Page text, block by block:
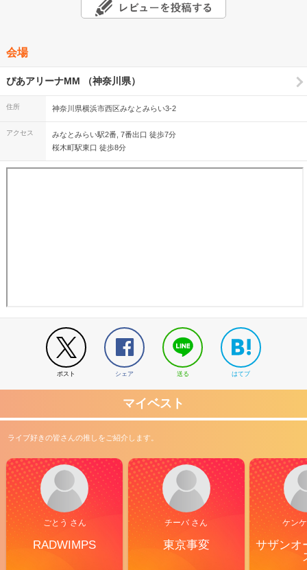
会場
ぴあアリーナMM （神奈川県）
住所 神奈川県横浜市西区みなとみらい3-2
アクセス
みなとみらい駅2番, 7番出口 徒歩7分
桜木町駅東口 徒歩8分
ポスト シェア 送る はてブ
マイベスト
ライブ好きの皆さんの推しをご紹介します。
ごとう さん
RADWIMPS
チーバ さん
東京事変
ケン
サザンオ